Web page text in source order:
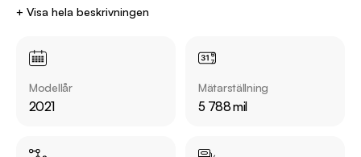
+ Visa hela beskrivningen
Modellår
2021
Mätarställning
5 788 mil